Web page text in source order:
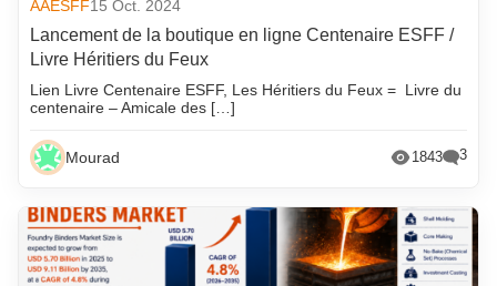
AAESFF15 Oct. 2024
Lancement de la boutique en ligne Centenaire ESFF /
Livre Héritiers du Feux
Lien Livre Centenaire ESFF, Les Héritiers du Feux = Livre du
centenaire – Amicale des […]
Mourad 1843 3